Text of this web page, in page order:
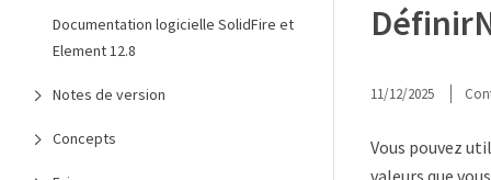
Documentation logicielle SolidFire et
Element 12.8
Notes de version
Concepts
11/12/2025
Vous pouvez
valeurs que